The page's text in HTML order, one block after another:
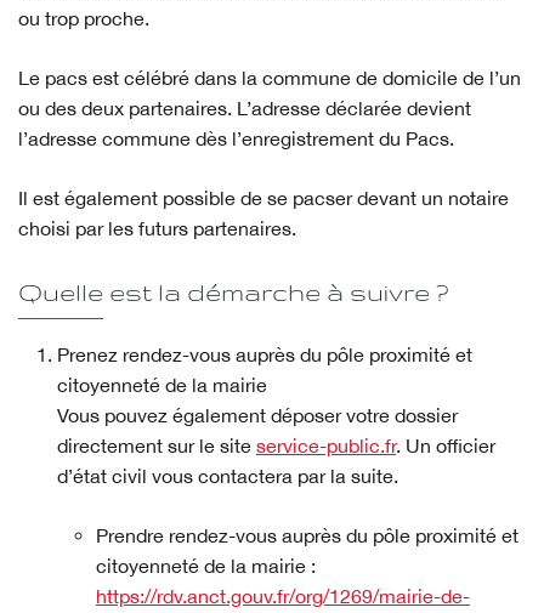
ou trop proche.
Le pacs est célébré dans la commune de domicile de l’un
ou des deux partenaires. L’adresse déclarée devient
l’adresse commune dès l’enregistrement du Pacs.
Il est également possible de se pacser devant un notaire
choisi par les futurs partenaires.
Quelle est la démarche à suivre ?
Prenez rendez-vous auprès du pôle proximité et
citoyenneté de la mairie
Vous pouvez également déposer votre dossier
directement sur le site service-public.fr. Un officier
d’état civil vous contactera par la suite.
Prendre rendez-vous auprès du pôle proximité et
citoyenneté de la mairie :
https://rdv.anct.gouv.fr/org/1269/mairie-de-